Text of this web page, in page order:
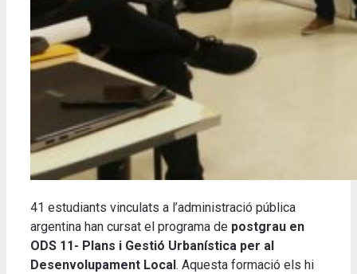
41 estudiants vinculats a l’administració pública
argentina han cursat el programa de postgrau en
ODS 11- Plans i Gestió Urbanística per al
Desenvolupament Local . Aquesta formació els hi